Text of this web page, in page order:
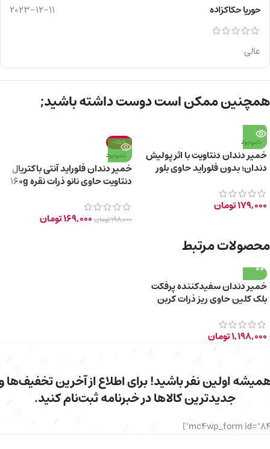
حوریا حکاکزاده 2023-12-11
عالی
همچنین ممکن است دوست داشته باشید;
ناموجود
خمیر دندان دنتاویت با اثر پولیش
دندان؛ بدون فلوراید حاوی بلور
179,000تومان
-15%
ناموجود
خمیر دندان فلوراید آنتی باکتریال
دنتاویت حاوی نانو ذرات نقره 160g
198,000تومان 169,000تومان
محصولات مرتبط
خمیر دندان سفیدکننده پرفکت
بلک کلین حاوی ریز ذرات کربن
1,198,000تومان
اولین نفر باشید! برای اطلاع از آخرین تخفیف‌ها
جدیدترین کالاها در خبرنامه ثبت‌نام کنید.